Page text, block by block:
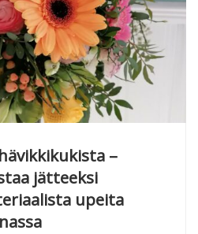
–
jätteeksi
upeita